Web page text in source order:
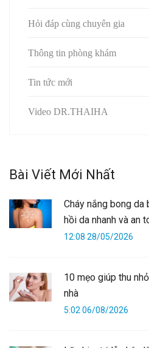
Hỏi đáp cùng chuyên gia
Thông tin phòng khám
Tin tức mới
Video DR.THAIHA
Bài Viết Mới Nhất
Cháy nắng bong da
hồi da nhanh và an
12:08 28/05/2026
10 mẹo giúp thu
nhà
5:02 06/08/2026